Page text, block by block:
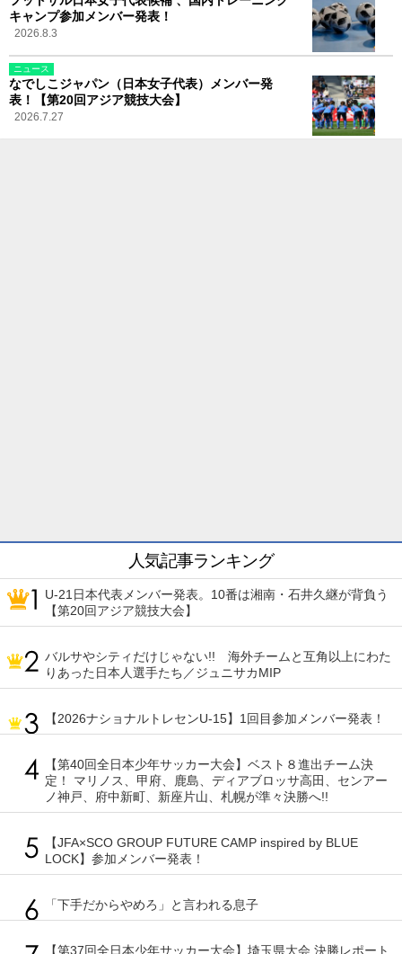
キャンプ参加メンバー発表！
2026.8.3
ニュース
なでしこジャパン（日本女子代表）メンバー発
表！【第20回アジア競技大会】
2026.7.27
人気記事ランキング
U-21日本代表メンバー発表。10番は湘南・石井久継が背負う
【第20回アジア競技大会】
バルサやシティだけじゃない!! 海外チームと互角以上にわた
りあった日本人選手たち／ジュニサカMIP
【2026ナショナルトレセンU-15】1回目参加メンバー発表！
【第40回全日本少年サッカー大会】ベスト８進出チーム決
定！ マリノス、甲府、鹿島、ディアブロッサ高田、センアー
ノ神戸、府中新町、新座片山、札幌が準々決勝へ!!
【JFA×SCO GROUP FUTURE CAMP inspired by BLUE
LOCK】参加メンバー発表！
「下手だからやめろ」と言われる息子
【第37回全日本少年サッカー大会】埼玉県大会 決勝レポート